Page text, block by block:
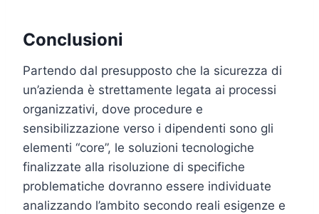
Conclusioni
Partendo dal presupposto che la sicurezza di
un’azienda è strettamente legata ai processi
organizzativi, dove procedure e
sensibilizzazione verso i dipendenti sono gli
elementi “core”, le soluzioni tecnologiche
finalizzate alla risoluzione di specifiche
problematiche dovranno essere individuate
analizzando l’ambito secondo reali esigenze e